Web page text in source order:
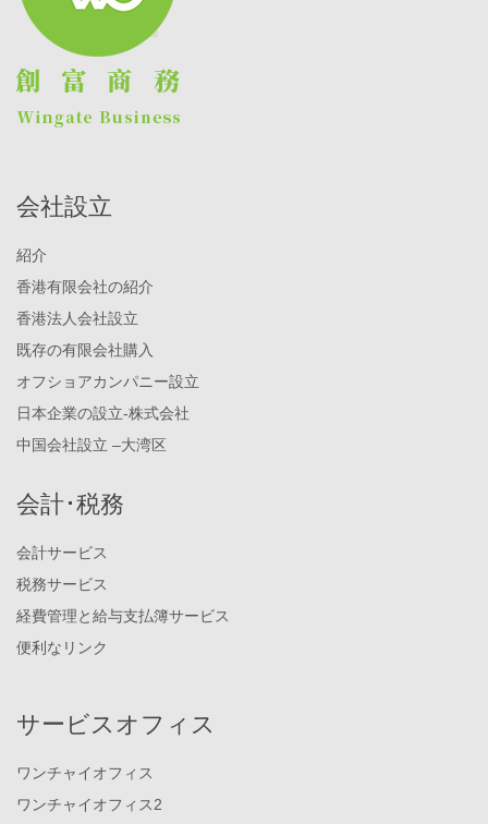
会社設立
紹介
香港有限会社の紹介
香港法人会社設立
既存の有限会社購入
オフショアカンパニー設立
日本企業の設立-株式会社
中国会社設立 –大湾区
会計･税務
会計サービス
税務サービス
経費管理と給与支払簿サービス
便利なリンク
サービスオフィス
ワンチャイオフィス
ワンチャイオフィス2